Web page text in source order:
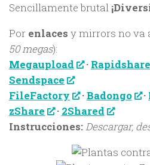
Sencillamente brutal
Por enlaces y mirrors no va
50 megas):
Megaupload
· Rapidshare
Sendspace
FileFactory
·Badongo ·
zShare
· 2Shared
Instrucciones:Descargar,